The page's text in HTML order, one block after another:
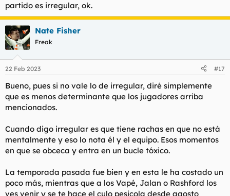
partido es irregular, ok.
Nate Fisher
Freak
22 Feb 2023 #17
Bueno, pues si no vale lo de irregular, diré simplemente
que es menos determinante que los jugadores arriba
mencionados.
Cuando digo irregular es que tiene rachas en que no está
mentalmente y eso lo nota él y el equipo. Esos momentos
en que se obceca y entra en un bucle tóxico.
La temporada pasada fue bien y en esta le ha costado un
poco más, mientras que a los Vapé, Jalan o Rashford los
ves venir y se te hace el culo pesicola desde agosto